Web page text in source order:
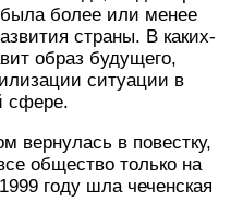
более или менее
страны. В каких-
образ будущего,
ситуации в
сфере.
вернулась в повестку,
общество только на
году шла чеченская